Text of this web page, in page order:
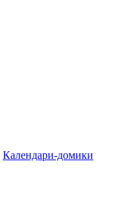
Календари-домики